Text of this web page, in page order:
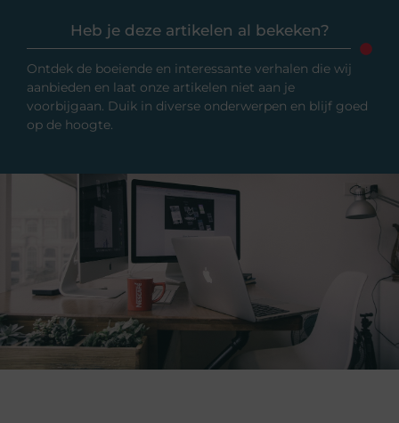
Heb je deze artikelen al bekeken?
Ontdek de boeiende en interessante verhalen die wij
aanbieden en laat onze artikelen niet aan je
voorbijgaan. Duik in diverse onderwerpen en blijf goed
op de hoogte.